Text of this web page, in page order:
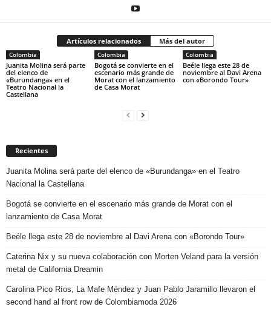
Artículos relacionados Más del autor
Colombia
Juanita Molina será parte
del elenco de
«Burundanga» en el
Teatro Nacional la
Castellana
Colombia
Bogotá se convierte en el
escenario más grande de
Morat con el lanzamiento
de Casa Morat
Colombia
Beéle llega este 28 de
noviembre al Davi Arena
con «Borondo Tour»
Recientes
Juanita Molina será parte del elenco de «Burundanga» en el Teatro
Nacional la Castellana
Bogotá se convierte en el escenario más grande de Morat con el
lanzamiento de Casa Morat
Beéle llega este 28 de noviembre al Davi Arena con «Borondo Tour»
Caterina Nix y su nueva colaboración con Morten Veland para la versión
metal de California Dreamin
Carolina Pico Ríos, La Mafe Méndez y Juan Pablo Jaramillo llevaron el
second hand al front row de Colombiamoda 2026